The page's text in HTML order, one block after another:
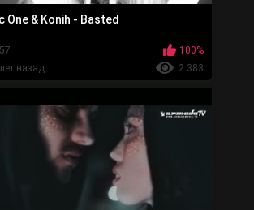
One & Konih - Basted
100%
назад
2 383